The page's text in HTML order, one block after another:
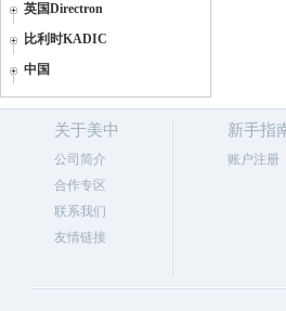
英国Directron
比利时KADIC
中国
关于美中
公司简介
合作专区
联系我们
友情链接
新手指
账户注册